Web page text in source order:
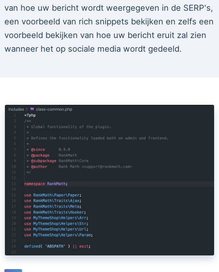
van hoe uw bericht wordt weergegeven in de SERP's,
een voorbeeld van rich snippets bekijken en zelfs een
voorbeeld bekijken van hoe uw bericht eruit zal zien
wanneer het op sociale media wordt gedeeld.